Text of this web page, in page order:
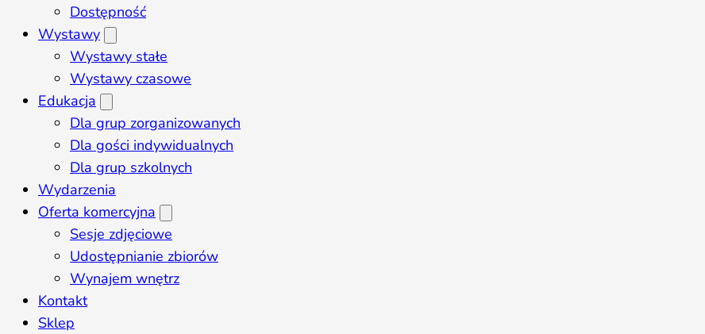
Dostępność
Wystawy
Wystawy stałe
Wystawy czasowe
Edukacja
Dla grup zorganizowanych
Dla gości indywidualnych
Dla grup szkolnych
Wydarzenia
Oferta komercyjna
Sesje zdjęciowe
Udostępnianie zbiorów
Wynajem wnętrz
Kontakt
Sklep